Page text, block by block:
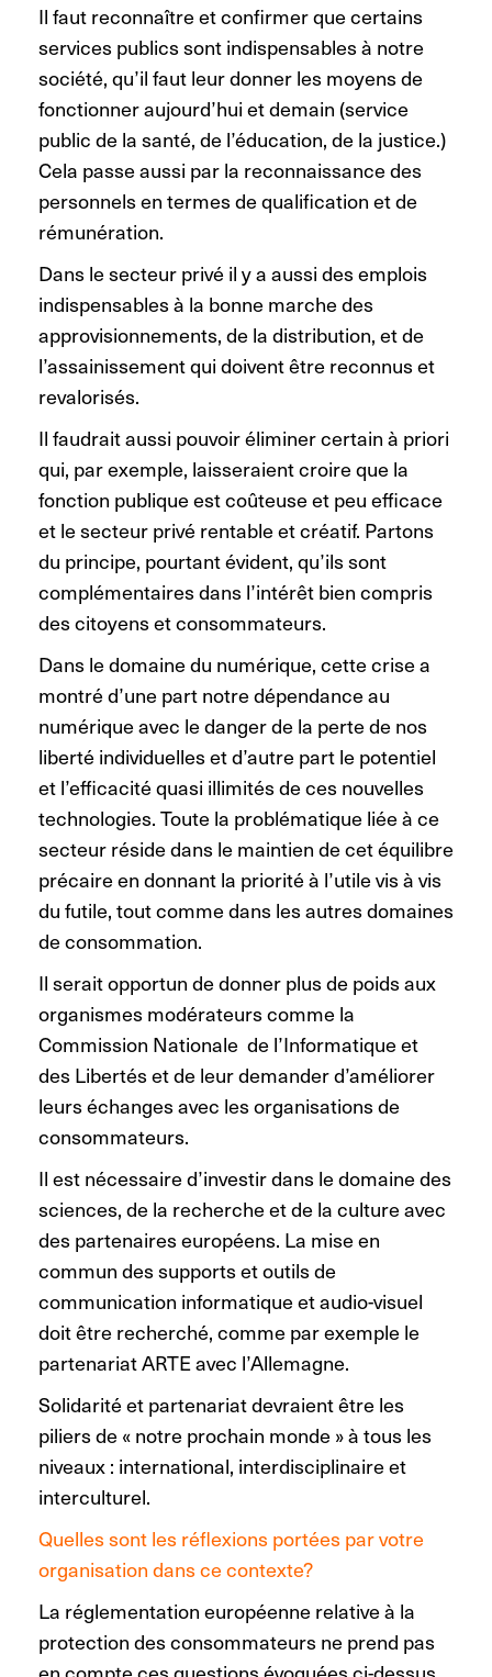
Il faut reconnaître et confirmer que certains
services publics sont indispensables à notre
société, qu’il faut leur donner les moyens de
fonctionner aujourd’hui et demain (service
public de la santé, de l’éducation, de la justice.)
Cela passe aussi par la reconnaissance des
personnels en termes de qualification et de
rémunération.
Dans le secteur privé il y a aussi des emplois
indispensables à la bonne marche des
approvisionnements, de la distribution, et de
l’assainissement qui doivent être reconnus et
revalorisés.
Il faudrait aussi pouvoir éliminer certain à priori
qui, par exemple, laisseraient croire que la
fonction publique est coûteuse et peu efficace
et le secteur privé rentable et créatif. Partons
du principe, pourtant évident, qu’ils sont
complémentaires dans l’intérêt bien compris
des citoyens et consommateurs.
Dans le domaine du numérique, cette crise a
montré d’une part notre dépendance au
numérique avec le danger de la perte de nos
liberté individuelles et d’autre part le potentiel
et l’efficacité quasi illimités de ces nouvelles
technologies. Toute la problématique liée à ce
secteur réside dans le maintien de cet équilibre
précaire en donnant la priorité à l’utile vis à vis
du futile, tout comme dans les autres domaines
de consommation.
Il serait opportun de donner plus de poids aux
organismes modérateurs comme la
Commission Nationale de l’Informatique et
des Libertés et de leur demander d’améliorer
leurs échanges avec les organisations de
consommateurs.
Il est nécessaire d’investir dans le domaine des
sciences, de la recherche et de la culture avec
des partenaires européens. La mise en
commun des supports et outils de
communication informatique et audio-visuel
doit être recherché, comme par exemple le
partenariat ARTE avec l’Allemagne.
Solidarité et partenariat devraient être les
piliers de « notre prochain monde » à tous les
niveaux : international, interdisciplinaire et
interculturel.
Quelles sont les réflexions portées par votre
organisation dans ce contexte?
La réglementation européenne relative à la
protection des consommateurs ne prend pas